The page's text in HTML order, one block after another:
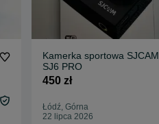
Kamerka sportowa SJCAM
SJ6 PRO
450 zł
Łódź, Górna
22 lipca 2026